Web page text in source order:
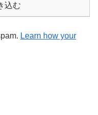
込む
Learn how your